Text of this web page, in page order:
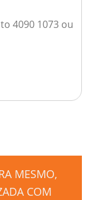
4090 1073 ou
MESMO,
COM